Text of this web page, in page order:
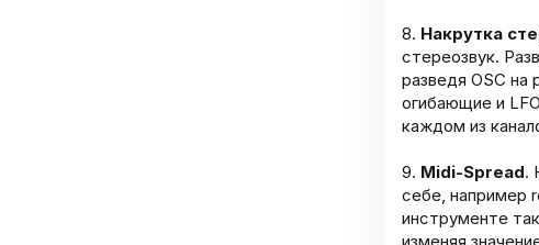
8. Накрутка
стереозвук.
разведя OSC на
огибающие и
каждом из
9. Midi-Spread.
себе, например
инструменте